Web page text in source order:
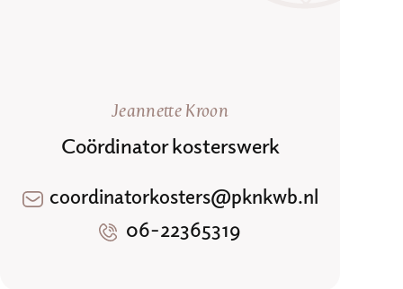
Jeannette Kroon
Coördinator kosterswerk
coordinatorkosters@pknkwb.nl
06-22365319